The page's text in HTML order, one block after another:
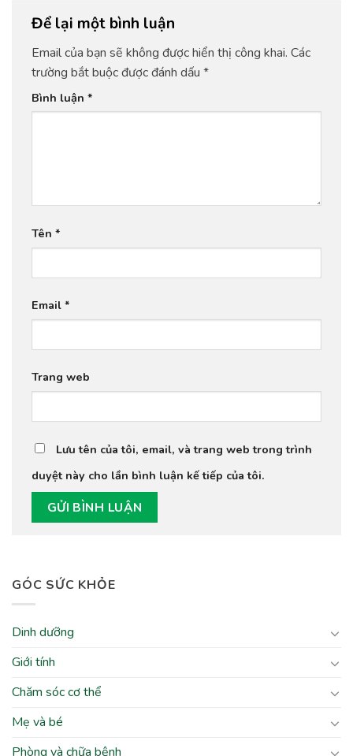
GÓC SỨC KHỎE
Dinh dưỡng
Giới tính
Chăm sóc cơ thể
Mẹ và bé
Phòng và chữa bệnh
Để lại một bình luận
Email của bạn sẽ không được hiển thị công khai. Các
trường bắt buộc được đánh dấu *
Bình luận *
Tên *
Email *
Trang web
Lưu tên của tôi, email, và trang web trong trình
duyệt này cho lần bình luận kế tiếp của tôi.